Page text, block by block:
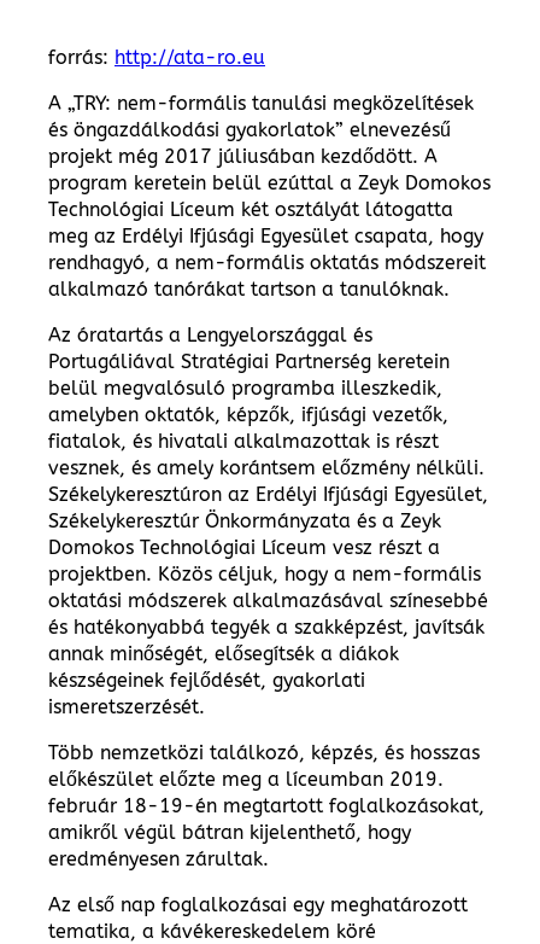
forrás: http://ata-ro.eu
A „TRY: nem-formális tanulási megközelítések
és öngazdálkodási gyakorlatok” elnevezésű
projekt még 2017 júliusában kezdődött. A
program keretein belül ezúttal a Zeyk Domokos
Technológiai Líceum két osztályát látogatta
meg az Erdélyi Ifjúsági Egyesület csapata, hogy
rendhagyó, a nem-formális oktatás módszereit
alkalmazó tanórákat tartson a tanulóknak.
Az óratartás a Lengyelországgal és
Portugáliával Stratégiai Partnerség keretein
belül megvalósuló programba illeszkedik,
amelyben oktatók, képzők, ifjúsági vezetők,
fiatalok, és hivatali alkalmazottak is részt
vesznek, és amely korántsem előzmény nélküli.
Székelykeresztúron az Erdélyi Ifjúsági Egyesület,
Székelykeresztúr Önkormányzata és a Zeyk
Domokos Technológiai Líceum vesz részt a
projektben. Közös céljuk, hogy a nem-formális
oktatási módszerek alkalmazásával színesebbé
és hatékonyabbá tegyék a szakképzést, javítsák
annak minőségét, elősegítsék a diákok
készségeinek fejlődését, gyakorlati
ismeretszerzését.
Több nemzetközi találkozó, képzés, és hosszas
előkészület előzte meg a líceumban 2019.
február 18-19-én megtartott foglalkozásokat,
amikről végül bátran kijelenthető, hogy
eredményesen zárultak.
Az első nap foglalkozásai egy meghatározott
tematika, a kávékereskedelem köré